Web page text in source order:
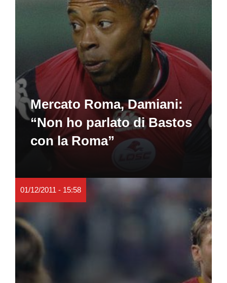
Mercato Roma, Damiani:
“Non ho parlato di Bastos
con la Roma”
01/12/2011 - 15:58